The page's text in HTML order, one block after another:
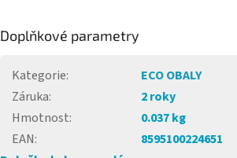
Doplňkové parametry
Kategorie:
ECO OBALY
Záruka:
2 roky
Hmotnost:
0.037 kg
EAN:
8595100224651